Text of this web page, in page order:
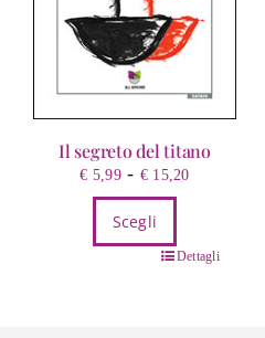
Il segreto del titano
€ 5,99 - € 15,20Fascia
da
Scegli
Dettagli